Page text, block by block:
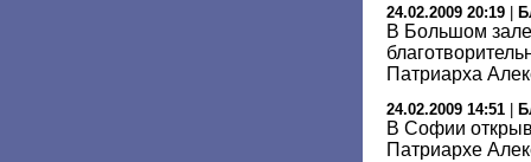
24.02.2009 20:19
В Большом зале
Патриарха
24.02.2009 14:51
В Софии
Патриархе